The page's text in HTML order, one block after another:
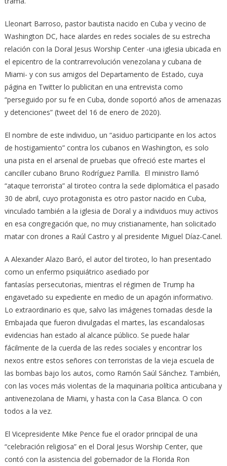
Lleonart Barroso, pastor bautista nacido en Cuba y vecino de
Washington DC, hace alardes en redes sociales de su estrecha
relación con la Doral Jesus Worship Center -una iglesia ubicada en
el epicentro de la contrarrevolución venezolana y cubana de
Miami- y con sus amigos del Departamento de Estado, cuya
página en Twitter lo publicitan en una entrevista como
“perseguido por su fe en Cuba, donde soportó años de amenazas
y detenciones” (tweet del 16 de enero de 2020).
El nombre de este individuo, un “asiduo participante en los actos
de hostigamiento” contra los cubanos en Washington, es solo
una pista en el arsenal de pruebas que ofreció este martes el
canciller cubano Bruno Rodríguez Parrilla. El ministro llamó
“ataque terrorista” al tiroteo contra la sede diplomática el pasado
30 de abril, cuyo protagonista es otro pastor nacido en Cuba,
vinculado también a la iglesia de Doral y a individuos muy activos
en esa congregación que, no muy cristianamente, han solicitado
matar con drones a Raúl Castro y al presidente Miguel Díaz-Canel.
A Alexander Alazo Baró, el autor del tiroteo, lo han presentado
como un enfermo psiquiátrico asediado por
fantasías persecutorias, mientras el régimen de Trump ha
engavetado su expediente en medio de un apagón informativo.
Lo extraordinario es que, salvo las imágenes tomadas desde la
Embajada que fueron divulgadas el martes, las escandalosas
evidencias han estado al alcance público. Se puede halar
fácilmente de la cuerda de las redes sociales y encontrar los
nexos entre estos señores con terroristas de la vieja escuela de
las bombas bajo los autos, como Ramón Saúl Sánchez. También,
con las voces más violentas de la maquinaria política anticubana y
antivenezolana de Miami, y hasta con la Casa Blanca. O con
todos a la vez.
El Vicepresidente Mike Pence fue el orador principal de una
“celebración religiosa” en el Doral Jesus Worship Center, que
contó con la asistencia del gobernador de la Florida Ron